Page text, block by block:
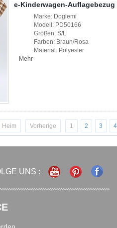
e-Kinderwagen-
Marke: Doglemi
Modell: PD50166
Größen: S/L
Farben: Braun/Rosa
Material: Polyester
Mehr
Heim Vorherige 1 2 3 4
UNS :